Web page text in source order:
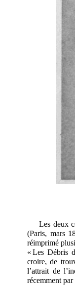
Les deux
(Paris, mars
réimprimé
« Les Débris
croire, de
l’attrait de
récemment